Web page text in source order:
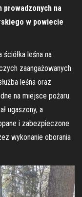
prowadzonych na
w powiecie
ściółka leśna na
zaangażowanych
leśna oraz
na miejsce pożaru.
ugaszony, a
i zabezpieczone
wykonanie oborania